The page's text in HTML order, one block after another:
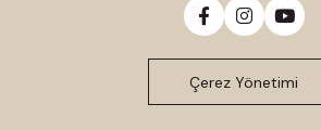
Çerez Yönetimi